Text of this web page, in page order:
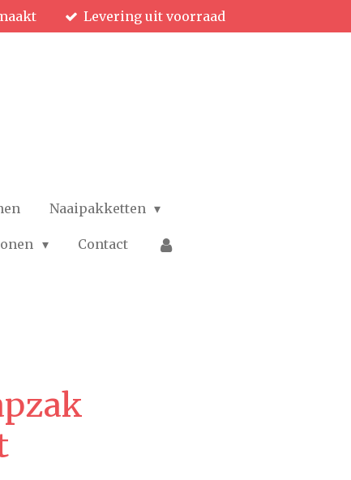
Levering uit voorraad
Naaipakketten
Contact